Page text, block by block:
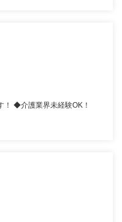
◆介護業界未経験OK！